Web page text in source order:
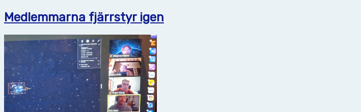
Medlemmarna fjärrstyr igen